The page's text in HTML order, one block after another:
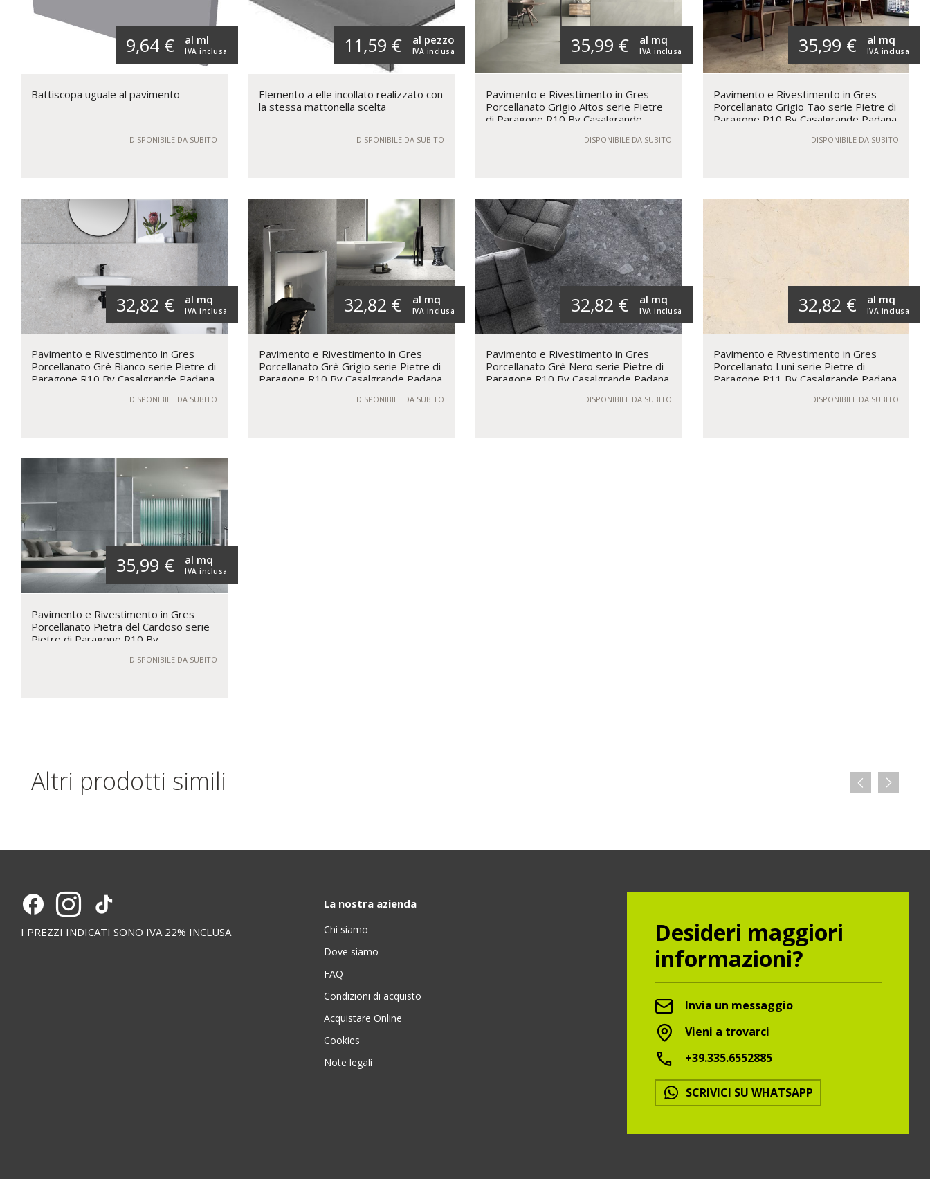
9,64 € IVA inclusa
al ml
Battiscopa uguale al pavimento
DISPONIBILE DA SUBITO
11,59 € IVA inclusa
al pezzo
Elemento a elle incollato realizzato con
la stessa mattonella scelta
DISPONIBILE DA SUBITO
35,99 € IVA inclusa
al mq
Pavimento e Rivestimento in Gres
Porcellanato Grigio Aitos serie Pietre
di Paragone R10 By Casalgrande
DISPONIBILE DA SUBITO
35,99 € IVA inclusa
al mq
Pavimento e Rivestimento in Gres
Porcellanato Grigio Tao serie Pietre di
Paragone R10 By Casalgrande Padana
DISPONIBILE DA SUBITO
32,82 € IVA inclusa
al mq
Pavimento e Rivestimento in Gres
Porcellanato Grè Bianco serie Pietre di
Paragone R10 By Casalgrande Padana
DISPONIBILE DA SUBITO
32,82 € IVA inclusa
al mq
Pavimento e Rivestimento in Gres
Porcellanato Grè Grigio serie Pietre di
Paragone R10 By Casalgrande Padana
DISPONIBILE DA SUBITO
32,82 € IVA inclusa
al mq
Pavimento e Rivestimento in Gres
Porcellanato Grè Nero serie Pietre di
Paragone R10 By Casalgrande Padana
DISPONIBILE DA SUBITO
32,82 € IVA inclusa
al mq
Pavimento e Rivestimento in Gres
Porcellanato Luni serie Pietre di
Paragone R11 By Casalgrande Padana
DISPONIBILE DA SUBITO
35,99 € IVA inclusa
al mq
Pavimento e Rivestimento in Gres
Porcellanato Pietra del Cardoso serie
Pietre di Paragone R10 By
DISPONIBILE DA SUBITO
Altri prodotti simili
I PREZZI INDICATI SONO IVA 22% INCLUSA
La nostra azienda
Chi siamo
Dove siamo
FAQ
Condizioni di acquisto
Acquistare Online
Cookies
Note legali
Desideri maggiori
informazioni?
Invia un messaggio
Vieni a trovarci
+39.335.6552885
SCRIVICI SU WHATSAPP